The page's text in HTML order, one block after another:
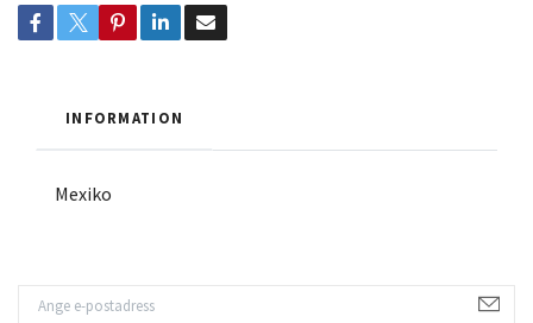
INFORMATION
Mexiko